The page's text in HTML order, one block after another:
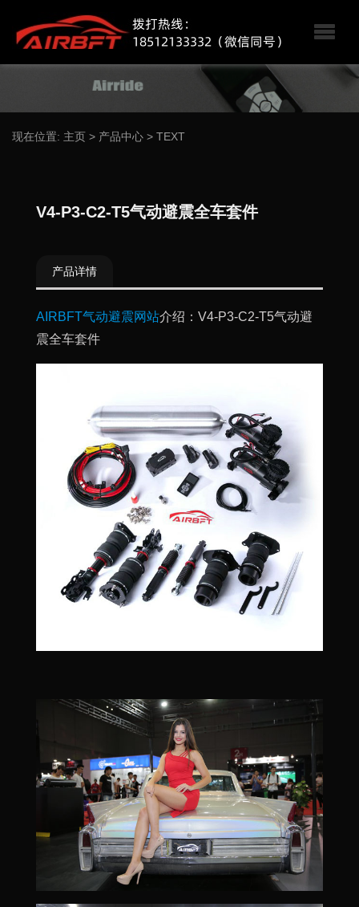
现在位置: 主页 > 产品中心 > TEXT
V4-P3-C2-T5气动避震全车套件
产品详情
AIRBFT气动避震网站介绍：V4-P3-C2-T5气动避
震全车套件